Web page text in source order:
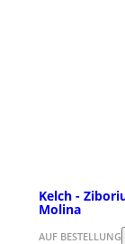
Kelch -
Molina
AUF BESTELLUNG